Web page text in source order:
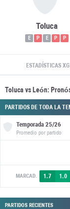
Toluca
E P E P P
ESTADÍSTICAS XG
Toluca vs León:
PARTIDOS DE TODA LA
Temporada 25/26
Promedio por partido
MARCAD. 1.7 1.0
PARTIDOS RECIENTES